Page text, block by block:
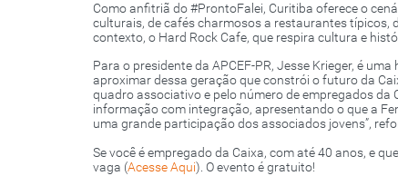
Como anfitriã do #ProntoFalei, Curitiba oferece o
culturais, de cafés charmosos a restaurantes típicos,
contexto, o Hard Rock Cafe, que respira cultura e
Para o presidente da APCEF-PR, Jesse Krieger, é
aproximar dessa geração que constrói o futuro da
quadro associativo e pelo número de empregados da
informação com integração, apresentando o que a
uma grande participação dos associados jovens”,
Se você é empregado da Caixa, com até 40 anos, e
vaga (Acesse Aqui). O evento é gratuito!